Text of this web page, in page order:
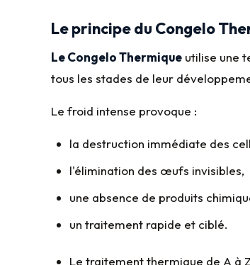
Le principe du Congelo
Le Congelo Thermique utilise une
tous les stades de leur
Le froid intense provoque :
la destruction immédiate des
l'élimination des œufs invisibles,
une absence de produits
un traitement rapide et ciblé.
Le traitement thermique de A à